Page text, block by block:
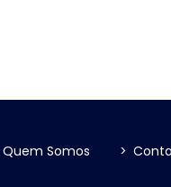
Quem Somos >